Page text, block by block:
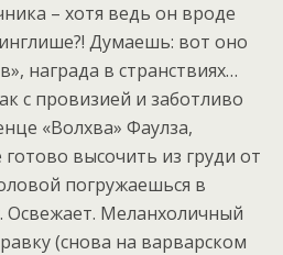
– хотя ведь он вроде
Думаешь: вот оно
награда в странствиях…
с провизией и заботливо
«Волхва» Фаулза,
высочить из груди от
погружаешься в
Меланхоличный
(снова на варварском